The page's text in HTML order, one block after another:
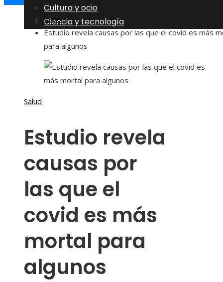
Cultura y ocio
Ciencia y tecnología
Inicio
Estudio revela causas por las que el covid es más
para algunos
Salud
Estudio revela
causas por
las que el
covid es más
mortal para
algunos